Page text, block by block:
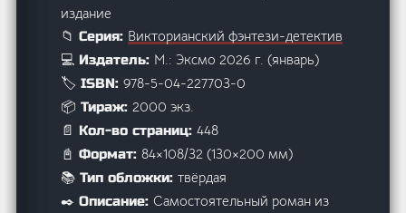
издание
📁 Серия: Викторианский фэнтези-детектив
💻 Издатель: М.: Эксмо 2026 г. (январь)
🏷️ ISBN:978-5-04-227703-0
📦 Тираж:2000 экз.
📄 Кол-во страниц:448
📓 Формат:84×108/32 (130×200 мм)
📚 Тип обложки:твёрдая
✒️ Описание:Самостоятельный роман из